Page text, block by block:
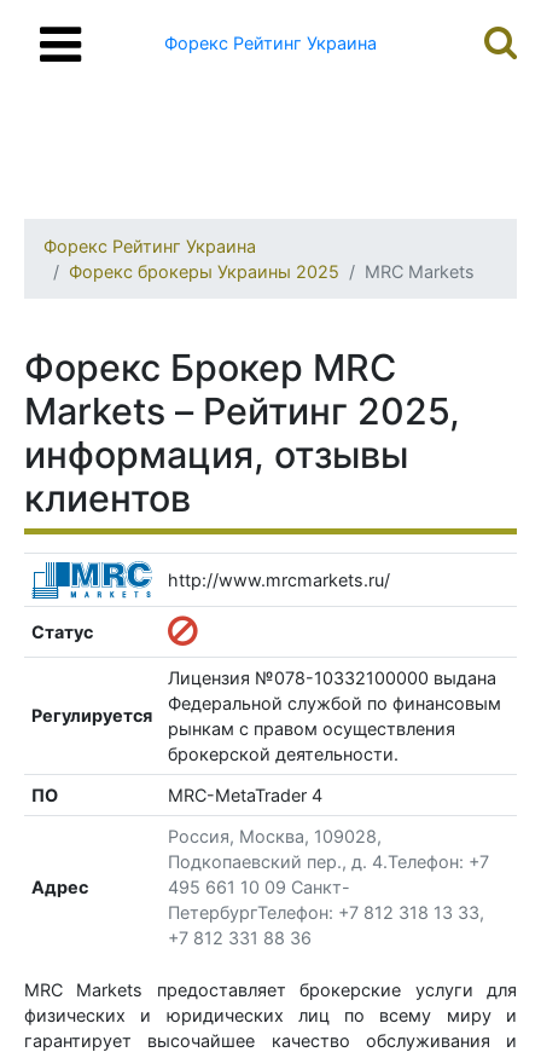
Форекс Рейтинг Украина
Форекс Рейтинг Украина
Форекс брокеры Украины 2025
MRC Markets
Форекс Брокер MRC
Markets – Рейтинг 2025,
информация, отзывы
клиентов
http://www.mrcmarkets.ru/
Статус
Регулируется
Лицензия №078-10332100000 выдана
Федеральной службой по финансовым
рынкам с правом осуществления
брокерской деятельности.
ПО
MRC-MetaTrader 4
Адрес
Россия, Москва, 109028,
Подкопаевский пер., д. 4.Телефон: +7
495 661 10 09 Санкт-
ПетербургТелефон: +7 812 318 13 33,
+7 812 331 88 36
MRC Markets предоставляет брокерские услуги для
физических и юридических лиц по всему миру и
гарантирует высочайшее качество обслуживания и